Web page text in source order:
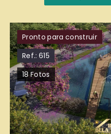
Pronto para construir
Ref.:615
18Fotos